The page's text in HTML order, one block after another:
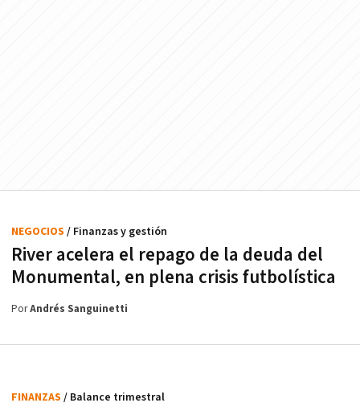
River acelera el repago de la deuda del
Monumental, en plena crisis futbolística
NEGOCIOS / Finanzas y gestión
PorAndrés Sanguinetti
FINANZAS / Balance trimestral